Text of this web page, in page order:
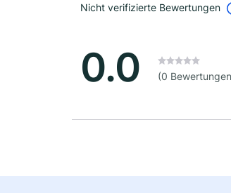
Nicht verifizierte Bewertungen
0.0 (0